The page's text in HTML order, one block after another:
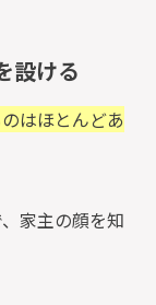
設ける
はほとんどあ
家主の顔を知